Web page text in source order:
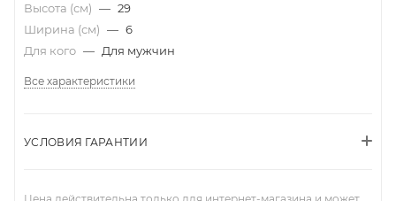
Высота (см) — 29
Ширина (см) — 6
Для кого — Для мужчин
Все характеристики
УСЛОВИЯ ГАРАНТИИ